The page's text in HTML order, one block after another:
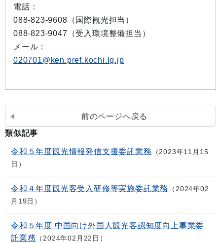
電話：
088-823-9608（国際観光担当）
088-823-9047（受入環境整備担当）
メール：
020701@ken.pref.kochi.lg.jp
前のページへ戻る
類似記事
令和５年度観光情報発信支援委託業務
2023年11月15
日
令和４年度観光客受入研修等実施委託業務
2024年02
月19日
令和５年度 中国向け外国人観光客認知度向上事業委
託業務
2024年02月22日